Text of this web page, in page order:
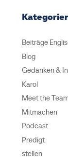
Beiträge
Blog
Gedanken &
Karol
Meet the
Mitmachen
Podcast
Predigt
stellen